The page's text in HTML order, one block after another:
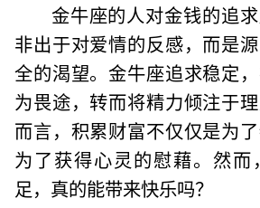
金牛座的人对金钱的追
非出于对爱情的反感，而是
全的渴望。金牛座追求稳定
为畏途，转而将精力倾注于
而言，积累财富不仅仅是为
为了获得心灵的慰藉。然而
足，真的能带来快乐吗？